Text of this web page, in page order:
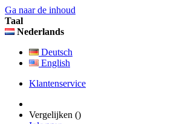
Ga naar de inhoud
Taal
Nederlands
Deutsch
English
Klantenservice
Vergelijken ()